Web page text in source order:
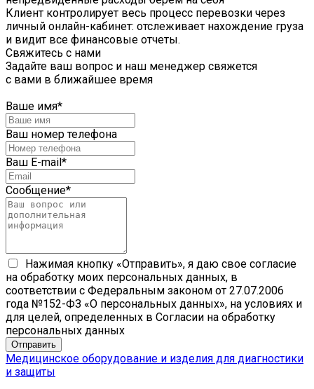
Клиент контролирует весь процесс перевозки через
личный онлайн-кабинет: отслеживает нахождение груза
и видит все финансовые отчеты.
Свяжитесь с нами
Задайте ваш вопрос и наш менеджер свяжется
с вами в ближайшее время
Ваше имя*
Ваш номер телефона
Ваш E-mail*
Сообщение*
Нажимая кнопку «Отправить», я даю свое согласие
на обработку моих персональных данных, в
соответствии с Федеральным законом от 27.07.2006
года №152-ФЗ «О персональных данных», на условиях и
для целей, определенных в Согласии на обработку
персональных данных
Медицинское оборудование и изделия для диагностики
и защиты